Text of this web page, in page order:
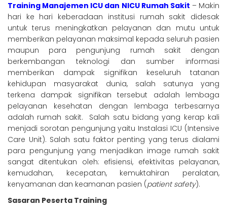
Training Manajemen ICU dan NICU Rumah Sakit – Makin
hari ke hari keberadaan institusi rumah sakit didesak
untuk terus meningkatkan pelayanan dan mutu untuk
memberikan pelayanan maksimal kepada seluruh pasien
maupun para pengunjung rumah sakit dengan
berkembangan teknologi dan sumber informasi
memberikan dampak signifikan keseluruh tatanan
kehidupan masyarakat dunia, salah satunya yang
terkena dampak signifikan tersebut adalah lembaga
pelayanan kesehatan dengan lembaga terbesarnya
adalah rumah sakit. Salah satu bidang yang kerap kali
menjadi sorotan pengunjung yaitu Instalasi ICU (Intensive
Care Unit). Salah satu faktor penting yang terus dialami
para pengunjung yang menjadikan image rumah sakit
sangat ditentukan oleh: efisiensi, efektivitas pelayanan,
kemudahan, kecepatan, kemuktahiran peralatan,
kenyamanan dan keamanan pasien (patient safety).
Sasaran Peserta Training